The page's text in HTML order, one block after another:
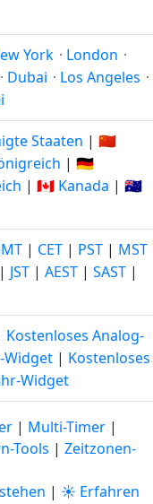
York · London ·
· Dubai · Los Angeles ·
Staaten | 🇨🇳
| 🇩🇪
| 🇨🇦 Kanada | 🇦🇺
| CET | PST | MST
| JST | AEST | SAST |
Kostenloses Analog-
Widget | Kostenloses
Widget
| Multi-Timer |
Tools | Zeitzonen-
| ☀️ Erfahren